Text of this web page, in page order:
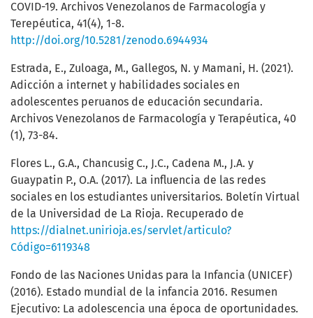
COVID-19. Archivos Venezolanos de Farmacología y
Terepéutica, 41(4), 1-8.
http://doi.org/10.5281/zenodo.6944934
Estrada, E., Zuloaga, M., Gallegos, N. y Mamani, H. (2021).
Adicción a internet y habilidades sociales en
adolescentes peruanos de educación secundaria.
Archivos Venezolanos de Farmacología y Terapéutica, 40
(1), 73-84.
Flores L., G.A., Chancusig C., J.C., Cadena M., J.A. y
Guaypatin P., O.A. (2017). La influencia de las redes
sociales en los estudiantes universitarios. Boletín Virtual
de la Universidad de La Rioja. Recuperado de
https://dialnet.unirioja.es/servlet/articulo?
Código=6119348
Fondo de las Naciones Unidas para la Infancia (UNICEF)
(2016). Estado mundial de la infancia 2016. Resumen
Ejecutivo: La adolescencia una época de oportunidades.